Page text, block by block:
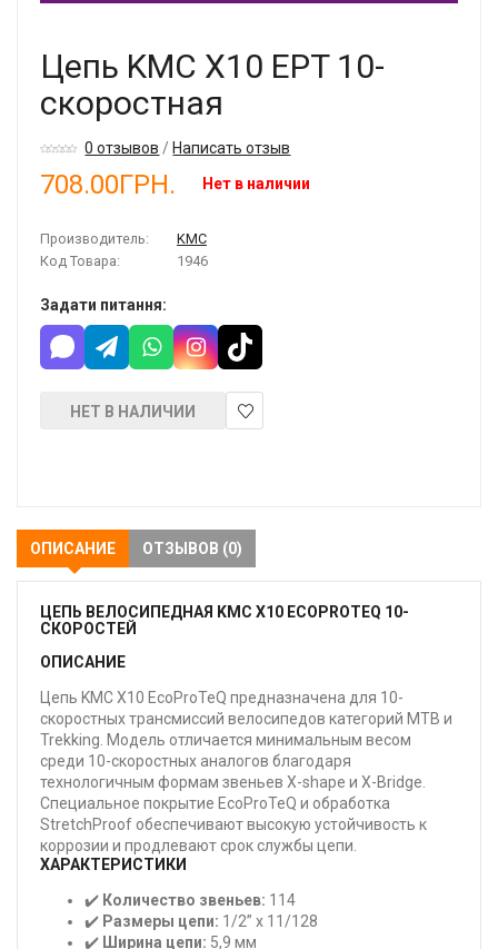
Цепь KMC X10 EPT 10-
скоростная
0 отзывов /Написать отзыв
708.00ГРН. Нет в наличии
Производитель:
KMC
Код Товара:
1946
Задати питання:
НЕТ В НАЛИЧИИ
ОПИСАНИЕ ОТЗЫВОВ (0)
ЦЕПЬ ВЕЛОСИПЕДНАЯ KMC X10 ECOPROTEQ 10-
СКОРОСТЕЙ
ОПИСАНИЕ
Цепь KMC X10 EcoProTeQ предназначена для 10-
скоростных трансмиссий велосипедов категорий MTB и
Trekking. Модель отличается минимальным весом
среди 10-скоростных аналогов благодаря
технологичным формам звеньев X-shape и X-Bridge.
Специальное покрытие EcoProTeQ и обработка
StretchProof обеспечивают высокую устойчивость к
коррозии и продлевают срок службы цепи.
ХАРАКТЕРИСТИКИ
✔️ Количество звеньев: 114
✔️ Размеры цепи: 1/2” x 11/128
✔️ Ширина цепи: 5,9 мм